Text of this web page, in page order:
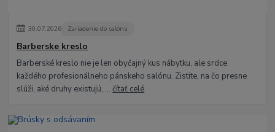
30.07.2026 Zariadenie do salónu
Barberske kreslo
Barberské kreslo nie je len obyčajný kus nábytku, ale srdce
každého profesionálneho pánskeho salónu. Zistite, na čo presne
slúži, aké druhy existujú, ...čítať celé